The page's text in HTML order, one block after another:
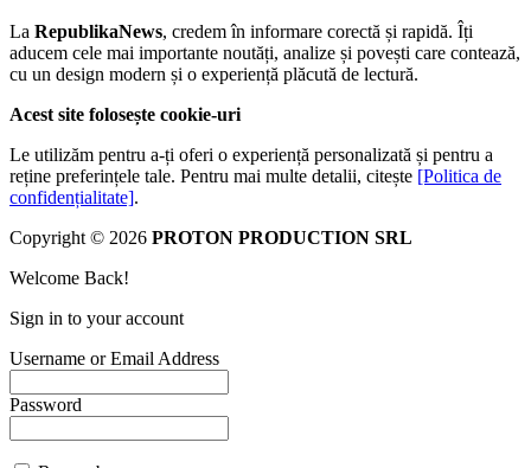
La RepublikaNews, credem în informare corectă și rapidă. Îți
aducem cele mai importante noutăți, analize și povești care contează,
cu un design modern și o experiență plăcută de lectură.
Acest site folosește cookie-uri
Le utilizăm pentru a-ți oferi o experiență personalizată și pentru a
reține preferințele tale. Pentru mai multe detalii, citește [Politica de
confidențialitate].
Copyright © 2026 PROTON PRODUCTION SRL
Welcome Back!
Sign in to your account
Username or Email Address
Password